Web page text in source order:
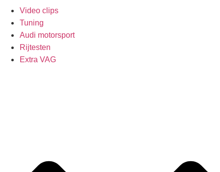
Video clips
Tuning
Audi motorsport
Rijtesten
Extra VAG